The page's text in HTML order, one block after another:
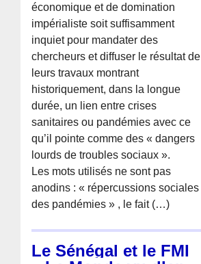
économique et de domination
impérialiste soit suffisamment
inquiet pour mandater des
chercheurs et diffuser le résultat de
leurs travaux montrant
historiquement, dans la longue
durée, un lien entre crises
sanitaires ou pandémies avec ce
qu’il pointe comme des « dangers
lourds de troubles sociaux ».
Les mots utilisés ne sont pas
anodins : « répercussions sociales
des pandémies » , le fait (…)
Le Sénégal et le FMI